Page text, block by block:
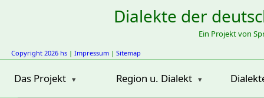
Dialekte der
Ein Projekt von
Copyright 2026 hs | Impressum | Sitemap
Das Projekt Region u. Dialekt